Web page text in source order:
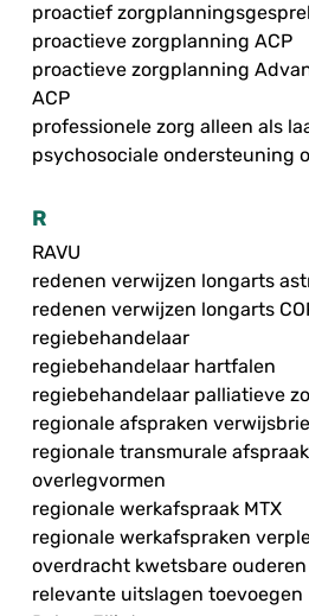
proactief
proactieve zorgplanning ACP
proactieve zorgplanning
ACP
professionele zorg alleen als
psychosociale ondersteuning
R
RAVU
redenen verwijzen longarts
redenen verwijzen longarts
regiebehandelaar
regiebehandelaar hartfalen
regiebehandelaar palliatieve
regionale afspraken
regionale transmurale
overlegvormen
regionale werkafspraak MTX
regionale werkafspraken
overdracht kwetsbare ouderen
relevante uitslagen toevoegen